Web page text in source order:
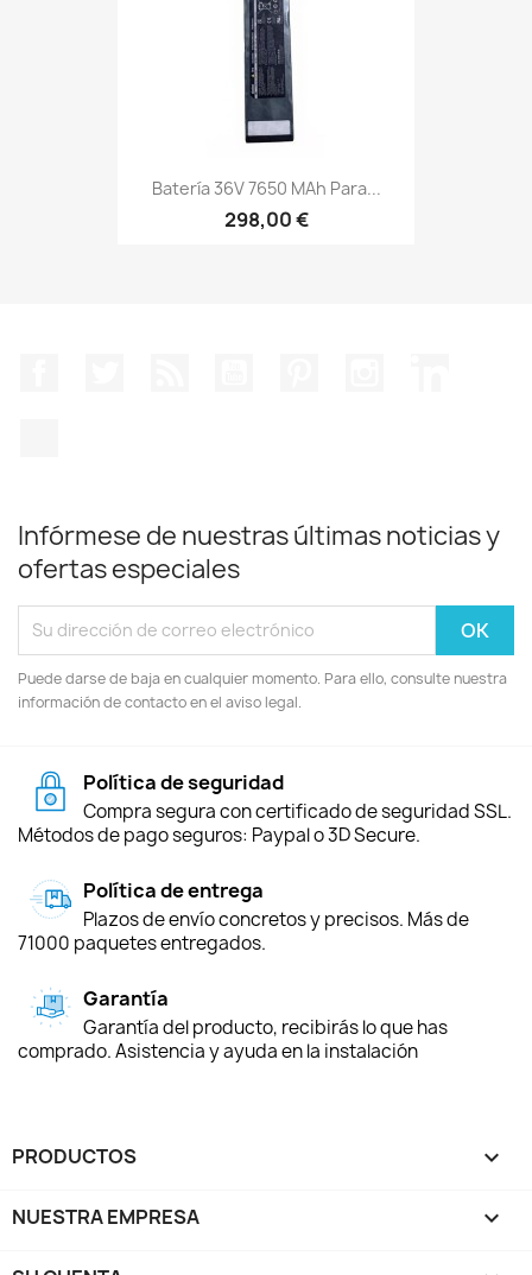
Batería 36V 7650 MAh Para...
298,00 €
Infórmese de nuestras últimas noticias y
ofertas especiales
Puede darse de baja en cualquier momento. Para ello, consulte nuestra
información de contacto en el aviso legal.
Política de seguridad
Compra segura con certificado de seguridad SSL.
Métodos de pago seguros: Paypal o 3D Secure.
Política de entrega
Plazos de envío concretos y precisos. Más de
71000 paquetes entregados.
Garantía
Garantía del producto, recibirás lo que has
comprado. Asistencia y ayuda en la instalación
PRODUCTOS 
NUESTRA EMPRESA 